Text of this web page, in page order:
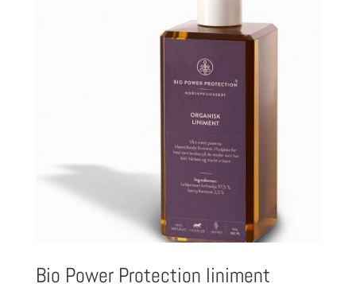
Bio Power Protection liniment